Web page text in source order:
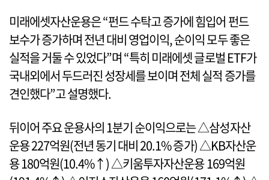
미래에셋자산운용은 “펀드 수탁고 증가에 힘입어 펀드
보수가 증가하며 전년 대비 영업이익, 순이익 모두 좋은
실적을 거둘 수 있었다”며 “특히 미래에셋 글로벌 ETF가
국내외에서 두드러진 성장세를 보이며 전체 실적 증가를
견인했다”고 설명했다.
뒤이어 주요 운용사의 1분기 순이익으로는 △삼성자산
운용 227억원(전년 동기 대비 20.1% 증가) △KB자산운
용 180억원(10.4%↑) △키움투자자산운용 169억원